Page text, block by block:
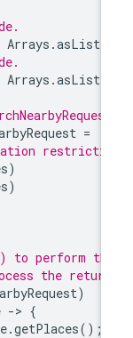
= Arrays.asList
= Arrays.asList
to perform
the
-
.getPlaces